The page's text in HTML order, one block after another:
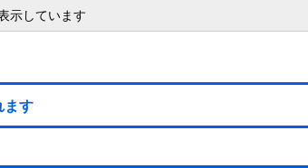
しています
ます